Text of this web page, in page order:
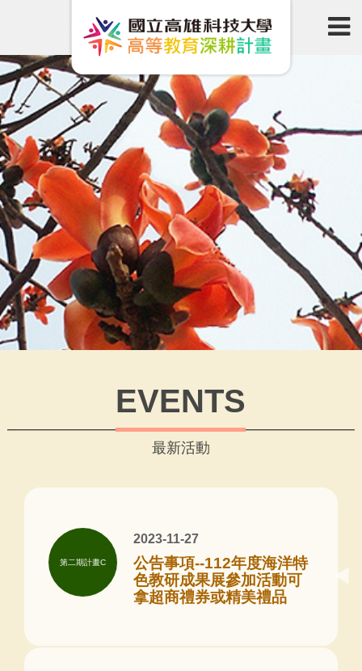
EVENTS
最新活動
第二期計畫C
2023-11-27
公告事項--112年度海洋特
色教研成果展參加活動可
拿超商禮券或精美禮品